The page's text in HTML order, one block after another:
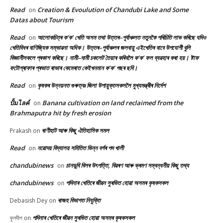
Read on Creation & Evoulution of Chandubi Lake and Some
Datas about Tourism
Read on আলোকচিত্ৰ ক’ক’ খেতি অসম তথা উত্তৰ–পূৰ্বাঞ্চলত নতুনকৈ পৰিচিতি লাভ কৰিছে যদিও
খেতিবিধৰ বাণিজ্যিক সম্ভাৱনা অধিক। উত্তৰ–পূৰ্বাঞ্চলৰ জলবায়ু এইখেতিৰ বাবে উপযোগী বুলি
বিজ্ঞানীসকলে প্ৰকাশ কৰিছে। নামী–দামী চকলেট তৈয়াৰ কৰিবলৈ ক’ক’ ফল ব্যৱহাৰ কৰা হয়। ষ্টাফ
ফটোগ্ৰাফাৰ প্ৰভাত ৰাভাৰ কেমেৰাত কেইখনমান ক’ক’ গছৰ ছবি।
Read on কৃষকৰ উন্নয়নত গুৰুত্বঃ জিলা উপায়ুক্তসকললৈ মুখ্যমন্ত্ৰীৰ নিৰ্দেশ
ปั้มไลค์ on Banana cultivation on land reclaimed from the
Brahmaputra hit by fresh erosion
Prakash on ৰাণীহাট আৰু কিছু ঐতিহাসিক সমল
Read on নৱোদয় বিদ্যালয় সমিতিত ভিন্ন বৰ্গৰ পদ খালী
chandubinews on চানডুবি বিলৰ উৎপত্তি, বিৱৰণ আৰু ভ্ৰমণ সম্বন্ধনীয় কিছু তথ্য
chandubinews on পদিনাৰ খেতিৰে জীৱন সুৰভিত হোৱা অসমৰ কৃষকসকল
Debasish Dey on ৰাজহ বিভাগত নিযুক্তি
কুলদীপ on পদিনাৰ খেতিৰে জীৱন সুৰভিত হোৱা অসমৰ কৃষকসকল